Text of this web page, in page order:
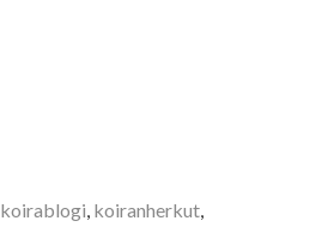
koirablogi koiranherkut